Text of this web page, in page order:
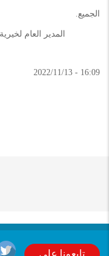
الجميع.
المدير العام
16:09 - 2022/11/13